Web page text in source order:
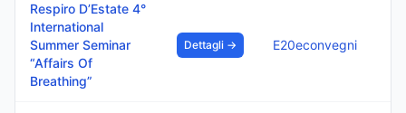
Respiro D’Estate 4°
International
Summer Seminar
“Affairs Of
Breathing”
Dettagli → E20econvegni